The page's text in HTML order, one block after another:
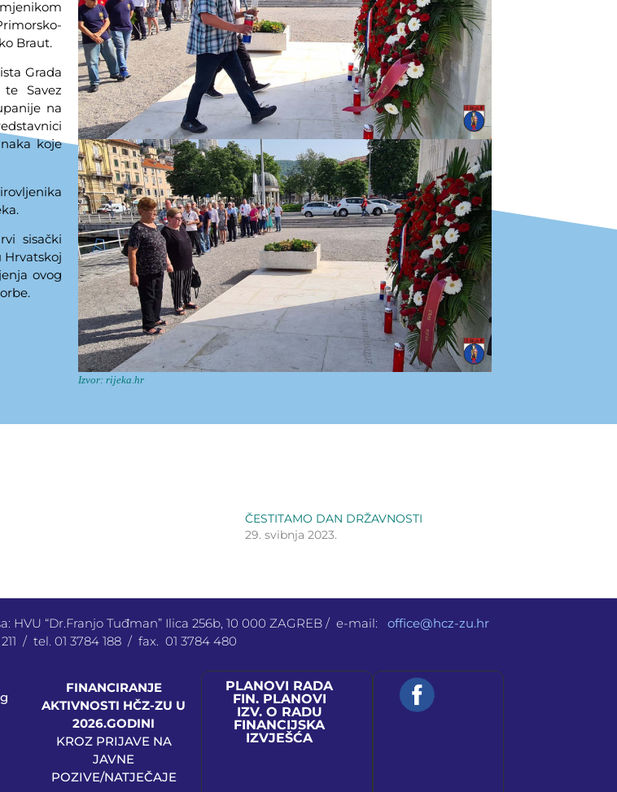
Braut.
Grada
Savez
na
koje
sisački
Hrvatskoj
ovog
Izvor: rijeka.hr
ČESTITAMO DAN DRŽAVNOSTI
29. svibnja 2023.
HVU “Dr.Franjo Tuđman” Ilica 256b, 10 000 ZAGREB / e-mail: office@hcz-zu.hr
/ tel. 01 3784 188 / fax. 01 3784 480
FINANCIRANJE
AKTIVNOSTI HČZ-ZU U
2026.GODINI
KROZ PRIJAVE NA
JAVNE
POZIVE/NATJEČAJE
PLANOVI RADA
FIN. PLANOVI
IZV. O RADU
FINANCIJSKA
IZVJEŠĆA